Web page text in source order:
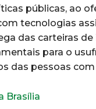
públicas, ao
tecnologias
das carteiras
para o
das pessoas com
Brasília